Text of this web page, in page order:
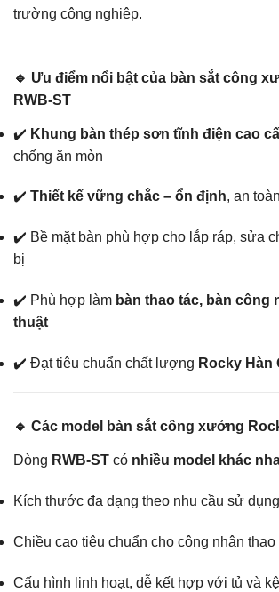
trường công nghiệp.
🔹 Ưu điểm nổi bật của bàn sắt công
RWB-ST
✔️ Khung bàn thép sơn tĩnh điện cao
chống ăn mòn
✔️ Thiết kế vững chắc – ổn định, an
✔️ Bề mặt bàn phù hợp cho lắp ráp, sửa
bị
✔️ Phù hợp làm bàn thao tác, bàn công
thuật
✔️ Đạt tiêu chuẩn chất lượng Rocky Hàn
🔹 Các model bàn sắt công xưởng
Dòng RWB-ST có nhiều model khác
Kích thước đa dạng theo nhu cầu sử dụng
Chiều cao tiêu chuẩn cho công nhân thao
Cấu hình linh hoạt, dễ kết hợp với tủ và